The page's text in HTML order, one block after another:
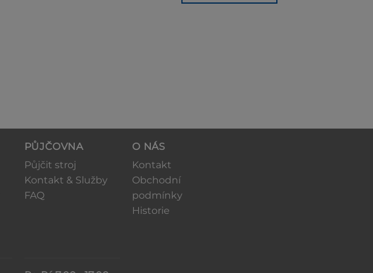
PŮJČOVNA
Půjčit stroj
Kontakt & Služby
FAQ
O NÁS
Kontakt
Obchodní
podmínky
Historie